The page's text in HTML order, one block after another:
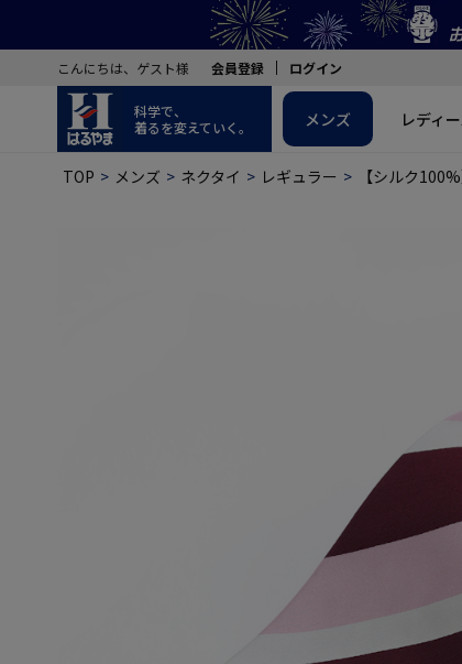
こんにちは、ゲスト様 会員登録 ログイン
科学で、
着るを変えていく。
メンズ レディ
TOP メンズ ネクタイ レギュラー 【シルク